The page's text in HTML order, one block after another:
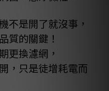
不是開了就沒事，
質的關鍵！
更換濾網，
，只是徒增耗電而